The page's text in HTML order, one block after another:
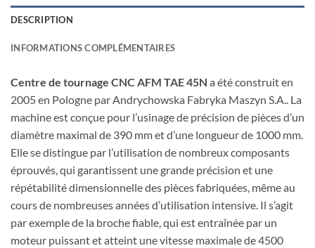
DESCRIPTION
INFORMATIONS COMPLÉMENTAIRES
Centre de tournage CNC AFM TAE 45N a été construit en
2005 en Pologne par Andrychowska Fabryka Maszyn S.A.. La
machine est conçue pour l’usinage de précision de pièces d’un
diamètre maximal de 390 mm et d’une longueur de 1000 mm.
Elle se distingue par l’utilisation de nombreux composants
éprouvés, qui garantissent une grande précision et une
répétabilité dimensionnelle des pièces fabriquées, même au
cours de nombreuses années d’utilisation intensive. Il s’agit
par exemple de la broche fiable, qui est entraînée par un
moteur puissant et atteint une vitesse maximale de 4500